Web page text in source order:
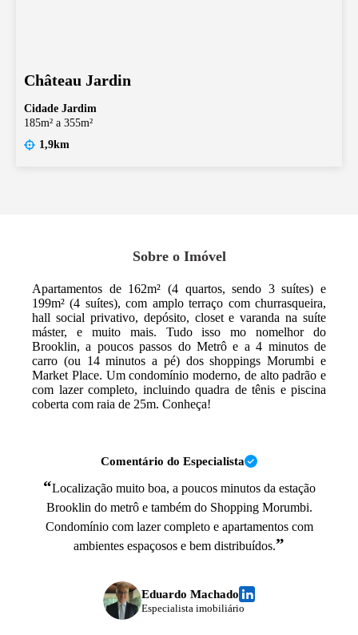
Château Jardin
Cidade Jardim
185m² a 355m²
1,9km
Sobre o Imóvel
Apartamentos de 162m² (4 quartos, sendo 3 suítes) e
199m² (4 suítes), com amplo terraço com churrasqueira,
hall social privativo, depósito, closet e varanda na suíte
máster, e muito mais. Tudo isso mo nomelhor do
Brooklin, a poucos passos do Metrô e a 4 minutos de
carro (ou 14 minutos a pé) dos shoppings Morumbi e
Market Place. Um condomínio moderno, de alto padrão e
com lazer completo, incluindo quadra de tênis e piscina
coberta com raia de 25m. Conheça!
Comentário do Especialista
“Localização muito boa, a poucos minutos da estação
Brooklin do metrô e também do Shopping Morumbi.
Condomínio com lazer completo e apartamentos com
ambientes espaçosos e bem distribuídos.”
Eduardo Machado
Especialista imobiliário